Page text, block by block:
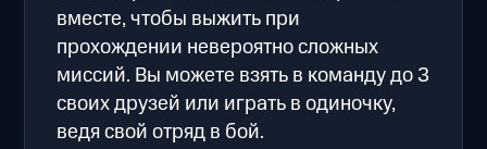
вместе, чтобы выжить при
прохождении невероятно сложных
миссий. Вы можете взять в команду до 3
своих друзей или играть в одиночку,
ведя свой отряд в бой.